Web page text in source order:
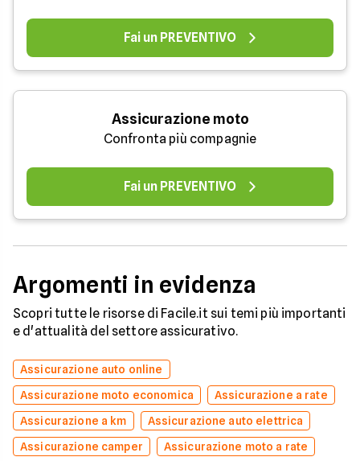
Fai un PREVENTIVO
Assicurazione moto
Confronta più compagnie
Fai un PREVENTIVO
Argomenti in evidenza
Scopri tutte le risorse di Facile.it sui temi più importanti
e d'attualità del settore assicurativo.
Assicurazione auto online
Assicurazione moto economica
Assicurazione a rate
Assicurazione a km
Assicurazione auto elettrica
Assicurazione camper
Assicurazione moto a rate